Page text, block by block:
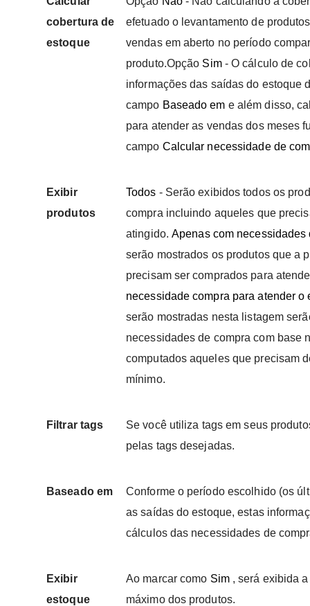
cobertura de
estoque
efetuado o levantamento de
vendas em aberto no período
produto.Opção Sim- O cálculo de
informações das saídas do estoque
campo Baseado em e além disso,
para atender as vendas dos meses
campo Calcular necessidade de
Exibir
produtos
Todos - Serão exibidos todos os
compra incluindo aqueles que
atingido. Apenas com necessidades
serão mostrados os produtos que a
precisam ser comprados para
necessidade compra para atender o
serão mostradas nesta listagem
necessidades de compra com base
computados aqueles que precisam
mínimo.
Filtrar tags
Se você utiliza tags em seus
pelas tags desejadas.
Baseado em
Conforme o período escolhido (os
as saídas do estoque, estas
cálculos das necessidades de
Exibir
estoque
Ao marcar como Sim, será exibida a
máximo dos produtos.